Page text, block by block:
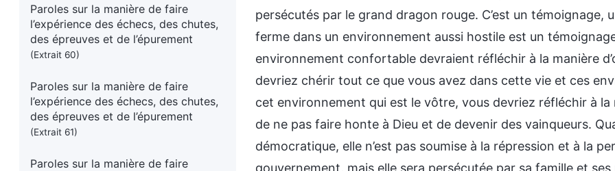
Paroles sur la manière de faire
l’expérience des échecs, des chutes,
des épreuves et de l’épurement
(Extrait 60)
Paroles sur la manière de faire
l’expérience des échecs, des chutes,
des épreuves et de l’épurement
(Extrait 61)
Paroles sur la manière de faire